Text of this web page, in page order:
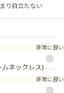
り目立たない
非常に良い
ムネックレス)
非常に良い